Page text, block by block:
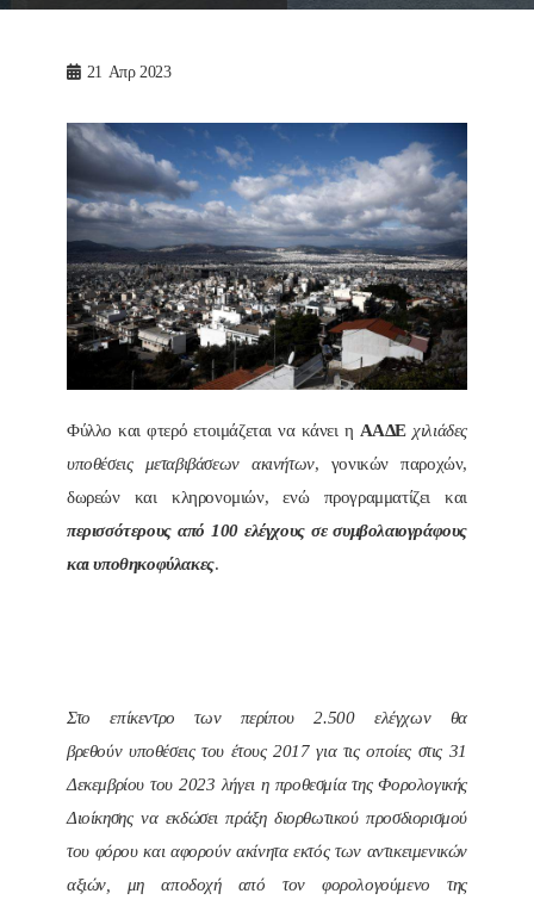
21 Απρ 2023
Φύλλο και φτερό ετοιμάζεται να κάνει η ΑΑΔΕ χιλιάδες
υποθέσεις μεταβιβάσεων ακινήτων, γονικών παροχών,
δωρεών και κληρονομιών, ενώ προγραμματίζει και
περισσότερους από 100 ελέγχους σε συμβολαιογράφους
και υποθηκοφύλακες.
Στο επίκεντρο των περίπου 2.500 ελέγχων θα
βρεθούν υποθέσεις του έτους 2017 για τις οποίες στις 31
Δεκεμβρίου του 2023 λήγει η προθεσμία της Φορολογικής
Διοίκησης να εκδώσει πράξη διορθωτικού προσδιορισμού
του φόρου και αφορούν ακίνητα εκτός των αντικειμενικών
αξιών, μη αποδοχή από τον φορολογούμενο της